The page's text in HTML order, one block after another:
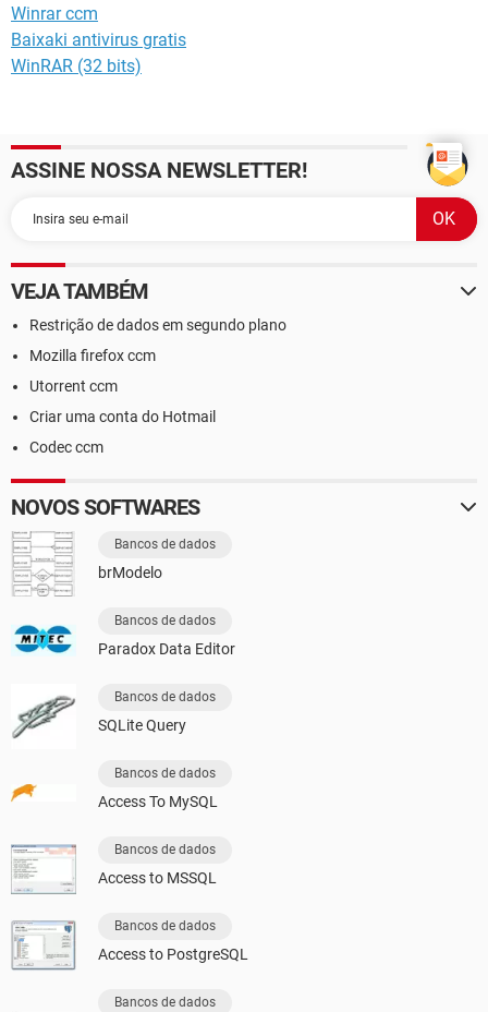
Winrar ccm
Baixaki antivirus gratis
WinRAR (32 bits)
ASSINE NOSSA NEWSLETTER!
VEJA TAMBÉM
Restrição de dados em segundo plano
Mozilla firefox ccm
Utorrent ccm
Criar uma conta do Hotmail
Codec ccm
NOVOS SOFTWARES
Bancos de dados
brModelo
Bancos de dados
Paradox Data Editor
Bancos de dados
SQLite Query
Bancos de dados
Access To MySQL
Bancos de dados
Access to MSSQL
Bancos de dados
Access to PostgreSQL
Bancos de dados